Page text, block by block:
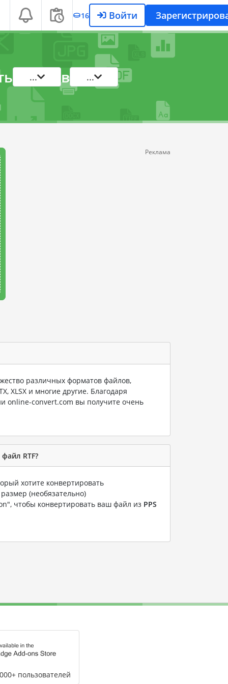
16 Войти
... в ...
Реклама
различных форматов файлов,
XLSX и многие другие. Благодаря
online-convert.com вы получите очень
RTF?
хотите конвертировать
(необязательно)
чтобы конвертировать ваш файл из PPS
пользователей